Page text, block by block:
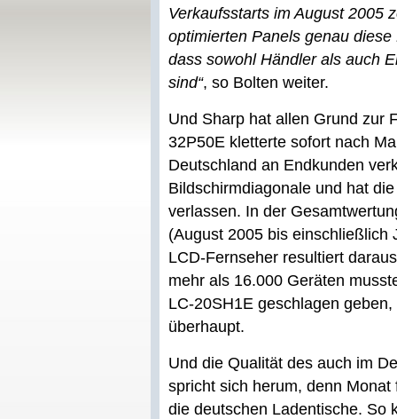
Verkaufsstarts im August 2005
optimierten Panels genau
dass sowohl Händler als auch
sind“, so Bolten weiter.
Und Sharp hat allen Grund zur
32P50E kletterte sofort nach
Deutschland an Endkunden
Bildschirmdiagonale und hat
verlassen. In der
(August 2005 bis einschließlich
LCD-Fernseher resultiert
mehr als 16.000 Geräten
LC-20SH1E geschlagen
überhaupt.
Und die Qualität des auch im
spricht sich herum, denn
die deutschen Ladentische. So